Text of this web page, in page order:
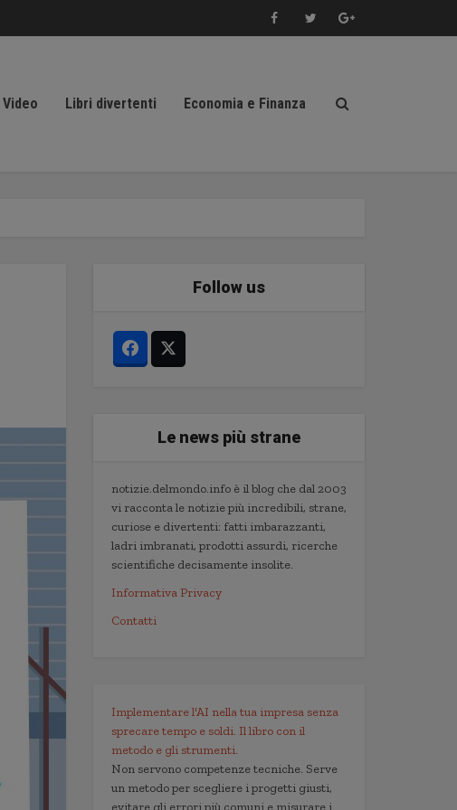
Video Libri divertenti Economia e Finanza
Follow us
Le news più strane
notizie.delmondo.info è il blog che dal 2003
vi racconta le notizie più incredibili, strane,
curiose e divertenti: fatti imbarazzanti,
ladri imbranati, prodotti assurdi, ricerche
scientifiche decisamente insolite.
Informativa Privacy
Contatti
Implementare l'AI nella tua impresa senza
sprecare tempo e soldi. Il libro con il
metodo e gli strumenti.
Non servono competenze tecniche. Serve
un metodo per scegliere i progetti giusti,
evitare gli errori più comuni e misurare i